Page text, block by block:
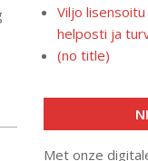
Viljo
helposti ja
(no title)
Met onze